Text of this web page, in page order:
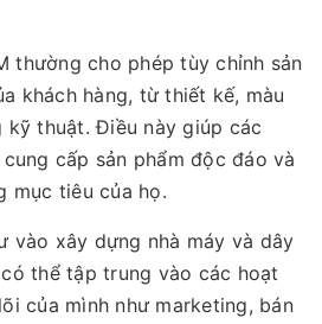
thường cho phép tùy chỉnh sản
khách hàng, từ thiết kế, màu
kỹ thuật. Điều này giúp các
cấp sản phẩm độc đáo và
mục tiêu của họ.
vào xây dựng nhà máy và dây
thể tập trung vào các hoạt
của mình như marketing, bán